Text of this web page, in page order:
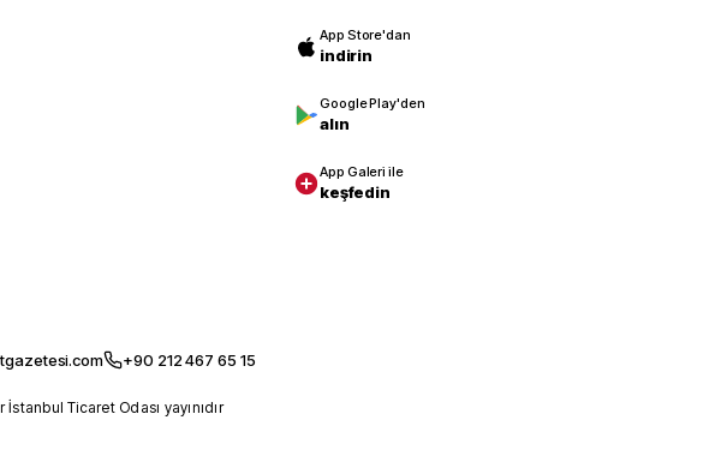
App Store'dan
indirin
Google Play'den
alın
App Galeri ile
keşfedin
+90 212 467 65 15
Ticaret Odası yayınıdır